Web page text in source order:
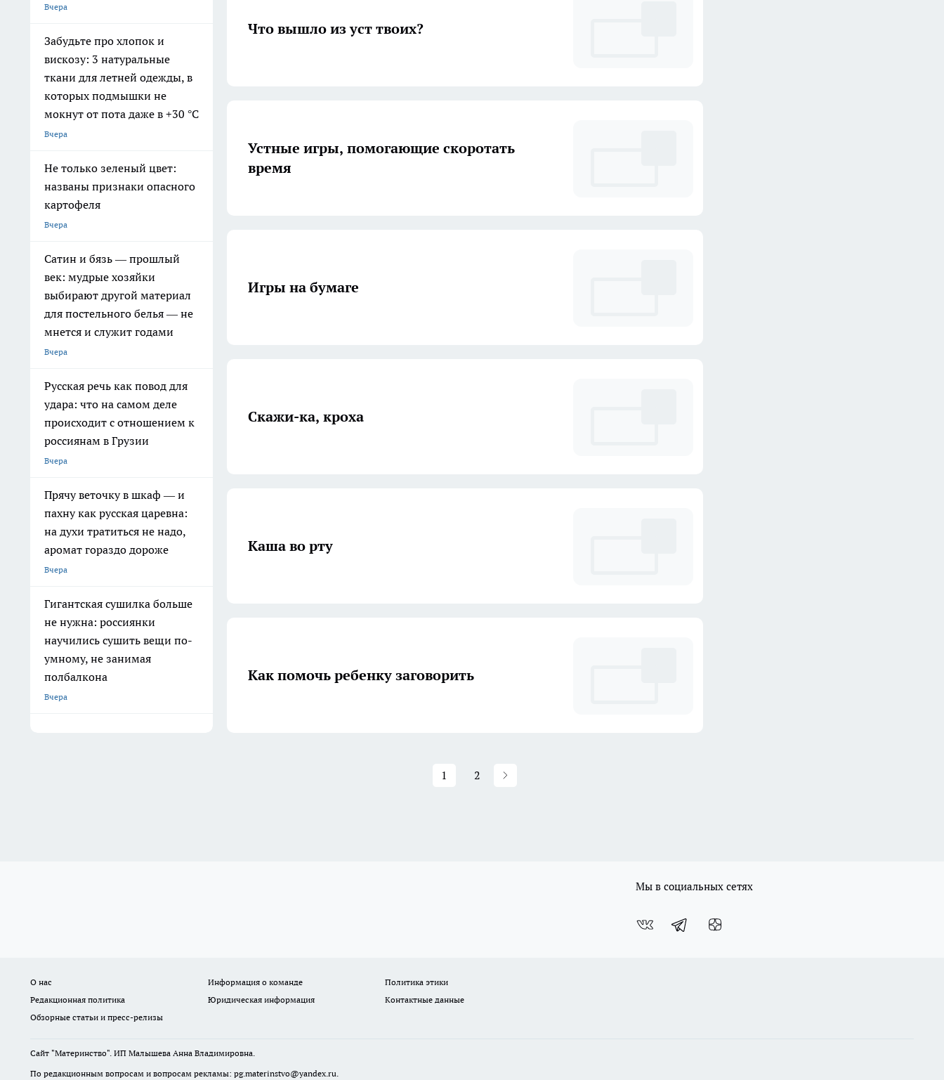
Вчера
Забудьте про хлопок и
вискозу: 3 натуральные
ткани для летней одежды, в
которых подмышки не
мокнут от пота даже в +30 °C
Вчера
Не только зеленый цвет:
названы признаки опасного
картофеля
Вчера
Сатин и бязь — прошлый
век: мудрые хозяйки
выбирают другой материал
для постельного белья — не
мнется и служит годами
Вчера
Русская речь как повод для
удара: что на самом деле
происходит с отношением к
россиянам в Грузии
Вчера
Прячу веточку в шкаф — и
пахну как русская царевна:
на духи тратиться не надо,
аромат гораздо дороже
Вчера
Гигантская сушилка больше
не нужна: россиянки
научились сушить вещи по-
умному, не занимая
полбалкона
Вчера
Что вышло из уст твоих?
Устные игры, помогающие скоротать
время
Игры на бумаге
Скажи-ка, кроха
Каша во рту
Как помочь ребенку заговорить
1 2
Мы в социальных сетях
О нас Информация о команде
Политика этики
Редакционная политика
Юридическая информация
Контактные данные
Обзорные статьи и пресс-релизы
Сайт "Материнство". ИП Малышева Анна Владимировна.
По редакционным вопросам и вопросам рекламы: pg.materinstvo@yandex.ru.